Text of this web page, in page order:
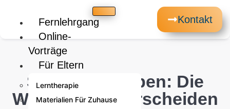
Fernlehrgang
Online-
Vorträge
Für Eltern
Lerntherapie
Materialien Für Zuhause
Kontakt
Spielerisch üben: Die
Wortarten unterscheiden